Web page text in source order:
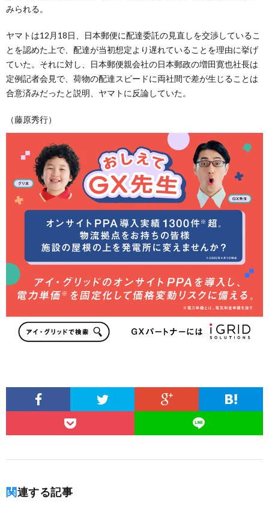
みられる。
ヤマトは12月18日、日本郵便に配達委託の見直しを交渉しているこ
とを認めた上で、配達が当初想定より遅れていることを理由に挙げ
ていた。それに対し、日本郵便親会社の日本郵政の増田寛也社長は
定例記者会見で、荷物の配達スピードに両社間で差が生じることは
合意済みだったと説明、ヤマトに反論していた。
（藤原秀行）
関連する記事